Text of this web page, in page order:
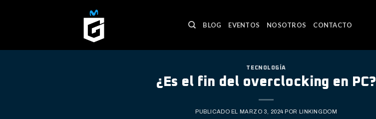
BLOG EVENTOS NOSOTROS CONTACTO
TECNOLOGÍA
¿Es el fin del overclocking en PC?
PUBLICADO EL MARZO 3, 2024 POR LINKINGDOM